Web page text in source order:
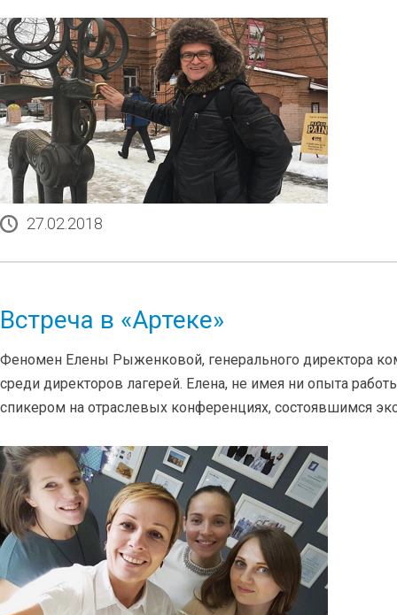
27.02.2018
Встреча в «Артеке»
Феномен Елены Рыженковой, генерального директора
среди директоров лагерей. Елена, не имея ни опыта
спикером на отраслевых конференциях, состоявшимся